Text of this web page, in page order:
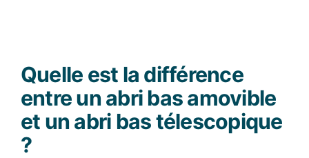
Quelle est la différence
entre un abri bas amovible
et un abri bas télescopique
?